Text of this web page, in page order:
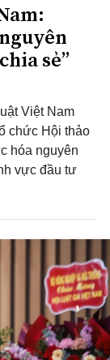
sẻ”
Việt Nam
chức Hội thảo
hóa nguyên
vực đầu tư